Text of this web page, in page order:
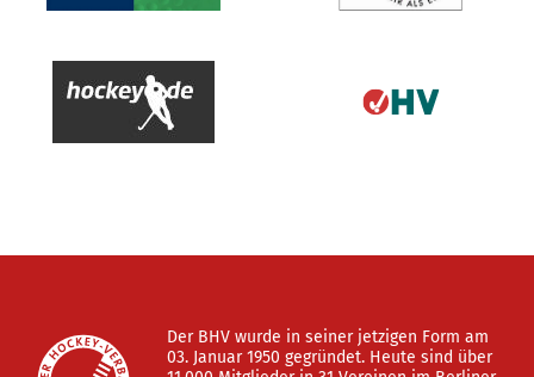
Der BHV wurde in seiner jetzigen Form am
03. Januar 1950 gegründet. Heute sind über